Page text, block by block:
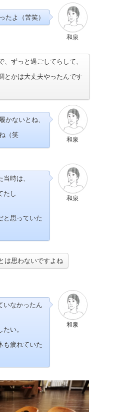
和泉
たよ（苦笑）
、ずっと過ごしてらして、
とかは大丈夫やったんです
和泉
かないとね、
（笑
和泉
時は、
たし
と思っていた
は思わないですよね
和泉
いなかったん
い。
も疲れていた